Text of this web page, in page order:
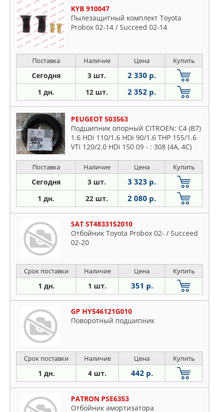
KYB 910047
Пылезащитный комплект Toyota
Probox 02-14 / Succeed 02-14
Поставка Наличие Цена Купить
Сегодня 3 шт. 2 330 р.
1 дн. 12 шт. 2 352 р.
PEUGEOT 503563
Подшипник опорный CITROEN: C4 (B7)
1.6 HDi 110/1.6 HDi 90/1.6 THP 155/1.6
VTi 120/2.0 HDi 150 09 - : 308 (4A, 4C)
Поставка Наличие Цена Купить
Сегодня 3 шт. 3 323 р.
1 дн. 22 шт. 2 080 р.
SAT ST4833152010
Отбойник Toyota Probox 02- / Succeed
02-20
Срок поставки Наличие Цена Купить
1 дн. 1 шт. 351 р.
GP HY546121G010
Поворотный подшипник
Срок поставки Наличие Цена Купить
1 дн. 4 шт. 442 р.
PATRON PSE6353
Отбойник амортизатора